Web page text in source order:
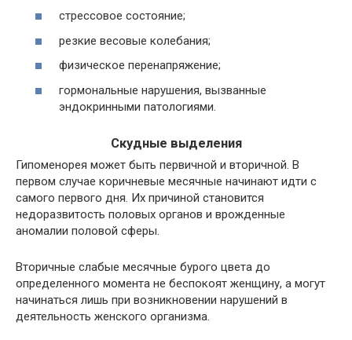
стрессовое состояние;
резкие весовые колебания;
физическое перенапряжение;
гормональные нарушения, вызванные
эндокринными патологиями.
Скудные выделения
Гипоменорея может быть первичной и вторичной. В
первом случае коричневые месячные начинают идти с
самого первого дня. Их причиной становится
недоразвитость половых органов и врожденные
аномалии половой сферы.
Вторичные слабые месячные бурого цвета до
определенного момента не беспокоят женщину, а могут
начинаться лишь при возникновении нарушений в
деятельность женского организма.